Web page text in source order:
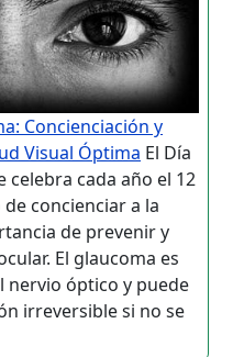
Concienciación y
Visual Óptima El Día
celebra cada año el 12
concienciar a la
de prevenir y
El glaucoma es
nervio óptico y puede
irreversible si no se